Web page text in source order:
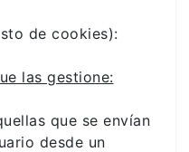
de cookies):
las gestione:
que se envían
desde un